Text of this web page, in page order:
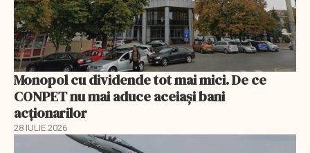
Monopol cu dividende tot mai mici. De ce
CONPET nu mai aduce aceiași bani
acționarilor
28 IULIE 2026